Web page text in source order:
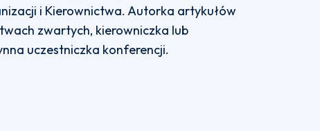
i Kierownictwa. Autorka artykułów
zwartych, kierowniczka lub
uczestniczka konferencji.